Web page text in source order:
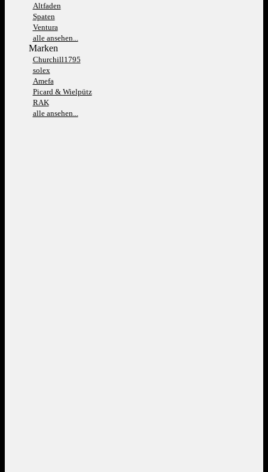
Altfaden
Spaten
Ventura
alle ansehen...
Marken
Churchill1795
solex
Amefa
Picard & Wielpütz
RAK
alle ansehen...